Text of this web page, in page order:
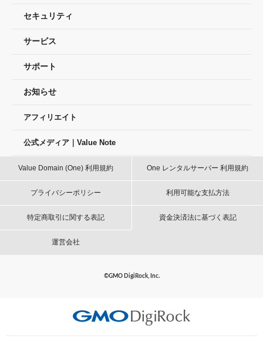
Value Domain (One) 利用規約 One レンタルサーバー 利用規約
プライバシーポリシー 利用可能な支払方法
特定商取引に関する表記 資金決済法に基づく表記
運営会社
セキュリティ
サービス
サポート
お知らせ
アフィリエイト
公式メディア｜Value Note
©GMO DigiRock, Inc.